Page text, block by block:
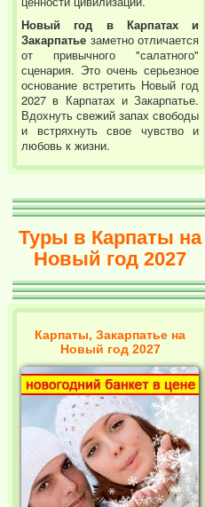
Новый год в Карпатах и
Закарпатье заметно отличается
от привычного "салатного"
сценария. Это очень серьезное
основание встретить Новый год
2027 в Карпатах и Закарпатье.
Вдохнуть свежий запах свободы
и встряхнуть свое чувство и
любовь к жизни.
Туры в Карпаты на
Новый год 2027
Карпаты, Закарпатье на
Новый год 2027